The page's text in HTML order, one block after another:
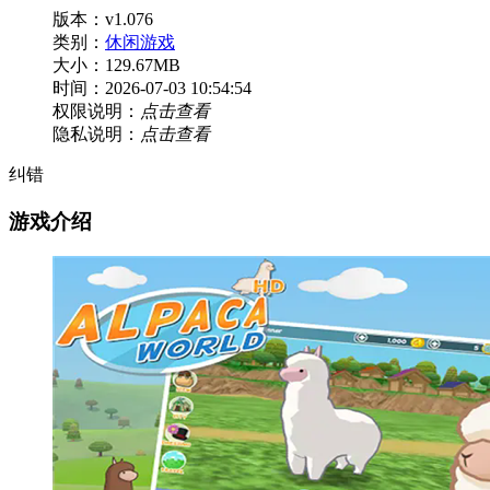
版本：v1.076
类别： 休闲游戏
大小：129.67MB
时间：2026-07-03 10:54:54
权限说明： 点击查看
隐私说明： 点击查看
纠错
游戏介绍